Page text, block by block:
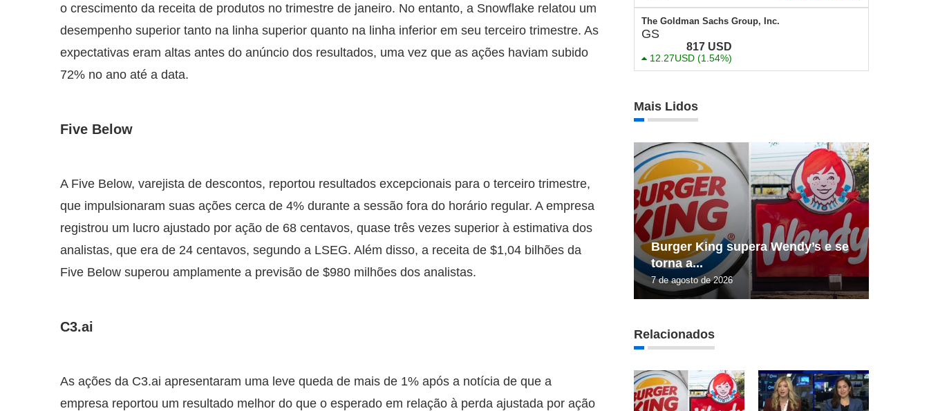
o crescimento da receita de produtos no trimestre de janeiro. No entanto, a Snowflake relatou um
desempenho superior tanto na linha superior quanto na linha inferior em seu terceiro trimestre. As
expectativas eram altas antes do anúncio dos resultados, uma vez que as ações haviam subido
72% no ano até a data.
Five Below
A Five Below, varejista de descontos, reportou resultados excepcionais para o terceiro trimestre,
que impulsionaram suas ações cerca de 4% durante a sessão fora do horário regular. A empresa
registrou um lucro ajustado por ação de 68 centavos, quase três vezes superior à estimativa dos
analistas, que era de 24 centavos, segundo a LSEG. Além disso, a receita de $1,04 bilhões da
Five Below superou amplamente a previsão de $980 milhões dos analistas.
C3.ai
As ações da C3.ai apresentaram uma leve queda de mais de 1% após a notícia de que a
empresa reportou um resultado melhor do que o esperado em relação à perda ajustada por ação
The Goldman Sachs Group, Inc.
GS
817 USD
12.27USD (1.54%)
Mais Lidos
Burger King supera Wendy’s e se
torna a...
7 de agosto de 2026
Relacionados